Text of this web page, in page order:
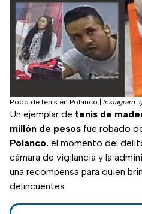
Robo de tenis en Polanco Instagram:
Un ejemplar de tenis de
millón de pesos fue robado
Polanco, el momento del
cámara de vigilancia y la
una recompensa para quien
delincuentes.